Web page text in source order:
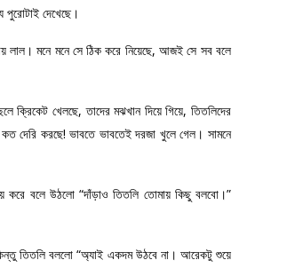
পুরোটাই দেখেছে।
লাল। মনে মনে সে ঠিক করে নিয়েছে, আজই সে সব বলে
ক্রিকেট খেলছে, তাদের মঝখান দিয়ে গিয়ে, তিতলিদের
দেরি করছে! ভাবতে ভাবতেই দরজা খুলে গেল। সামনে
করে বলে উঠলো “দাঁড়াও তিতলি তোমায় কিছু বলবো।”
তিতলি বললো “অ্যাই একদম উঠবে না। আরেকটু শুয়ে